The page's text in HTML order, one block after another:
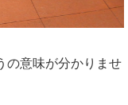
の意味が分かりませ